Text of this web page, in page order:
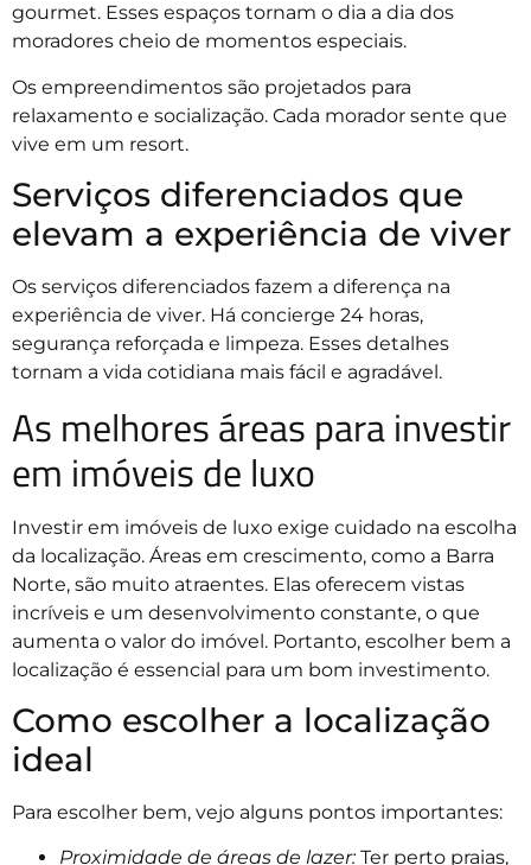
gourmet. Esses espaços tornam o dia a dia dos
moradores cheio de momentos especiais.
Os empreendimentos são projetados para
relaxamento e socialização. Cada morador sente que
vive em um resort.
Serviços diferenciados que
elevam a experiência de viver
Os serviços diferenciados fazem a diferença na
experiência de viver. Há concierge 24 horas,
segurança reforçada e limpeza. Esses detalhes
tornam a vida cotidiana mais fácil e agradável.
As melhores áreas para investir
em imóveis de luxo
Investir em imóveis de luxo exige cuidado na escolha
da localização. Áreas em crescimento, como a Barra
Norte, são muito atraentes. Elas oferecem vistas
incríveis e um desenvolvimento constante, o que
aumenta o valor do imóvel. Portanto, escolher bem a
localização é essencial para um bom investimento.
Como escolher a localização
ideal
Para escolher bem, vejo alguns pontos importantes:
Proximidade de áreas de lazer:Ter perto praias,